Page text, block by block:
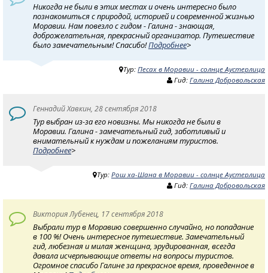
Никогда не были в этих местах и очень интересно было
познакомиться с природой, историей и современной жизнью
Моравии. Нам повезло с гидом - Галина - знающая,
доброжелательная, прекрасный организатор. Путешествие
было замечательным! Спасибо!Подробнее>
Тур: Песах в Моравии - солнце Аустерлица
Гид: Галина Добровольская
Геннадий Хавкин, 28 сентября 2018
Тур выбран из-за его новизны. Мы никогда не были в
Моравии. Галина - замечательный гид, заботливый и
внимательный к нуждам и пожеланиям туристов.
Подробнее>
Тур: Рош ха-Шана в Моравии - солнце Аустерлица
Гид: Галина Добровольская
Виктория Лубенец, 17 сентября 2018
Выбрали тур в Моравию совершенно случайно, но попадание
в 100 %! Очень интересное путешествие. Замечательный
гид, любезная и милая женщина, эрудированная, всегда
давала исчерпывающие ответы на вопросы туристов.
Огромное спасибо Галине за прекрасное время, проведенное в